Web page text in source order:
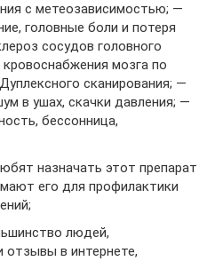
с метеозависимостью; —
головные боли и потеря
сосудов головного
мозга по
сканирования; —
в ушах, скачки давления; —
бессонница,
назначать этот препарат
его для профилактики
людей,
в интернете,